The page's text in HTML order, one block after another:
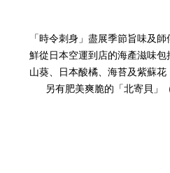
「時令刺身」盡展季節旨味及
鮮從日本空運到店的海產滋味
山葵、日本酸橘、海苔及紫蘇花
另有肥美爽脆的「北寄貝」